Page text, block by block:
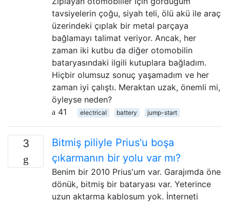
tavsiyelerin çoğu, siyah teli, ölü akü ile araç
üzerindeki çıplak bir metal parçaya
bağlamayı talimat veriyor. Ancak, her
zaman iki kutbu da diğer otomobilin
bataryasındaki ilgili kutuplara bağladım.
Hiçbir olumsuz sonuç yaşamadım ve her
zaman iyi çalıştı. Meraktan uzak, önemli mi,
öyleyse neden?
41
electrical battery jump-start
3
Bitmiş piliyle Prius'u boşa
çıkarmanın bir yolu var mı?
Benim bir 2010 Prius'um var. Garajımda öne
dönük, bitmiş bir bataryası var. Yeterince
uzun aktarma kablosum yok. İnterneti